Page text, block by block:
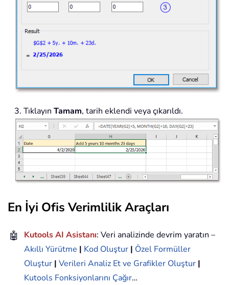
3. Tıklayın Tamam, tarih eklendi veya çıkarıldı.
En İyi Ofis Verimlilik Araçları
🤖 Kutools AI Asistanı: Veri analizinde devrim yaratın –
Akıllı Yürütme | Kod Oluştur | Özel Formüller
Oluştur | Verileri Analiz Et ve Grafikler Oluştur |
Kutools Fonksiyonlarını Çağır…